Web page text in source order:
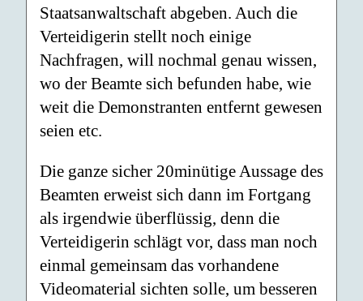
Staatsanwaltschaft abgeben. Auch die
Verteidigerin stellt noch einige
Nachfragen, will nochmal genau wissen,
wo der Beamte sich befunden habe, wie
weit die Demonstranten entfernt gewesen
seien etc.
Die ganze sicher 20minütige Aussage des
Beamten erweist sich dann im Fortgang
als irgendwie überflüssig, denn die
Verteidigerin schlägt vor, dass man noch
einmal gemeinsam das vorhandene
Videomaterial sichten solle, um besseren